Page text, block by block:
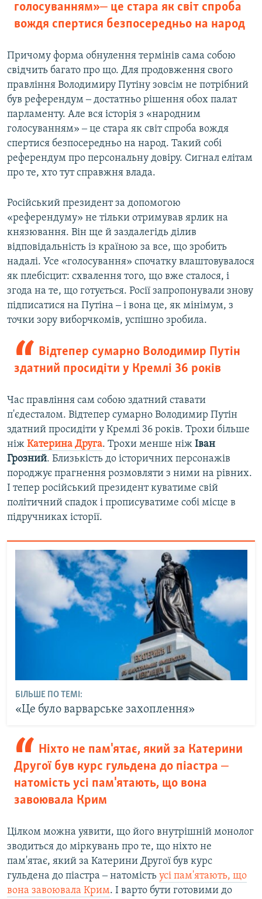
голосуванням» ‒ це стара як світ спроба
вождя спертися безпосередньо на народ
Причому форма обнулення термінів сама собою
свідчить багато про що. Для продовження свого
правління Володимиру Путіну зовсім не потрібний
був референдум ‒ достатньо рішення обох палат
парламенту. Але вся історія з «народним
голосуванням» ‒ це стара як світ спроба вождя
спертися безпосередньо на народ. Такий собі
референдум про персональну довіру. Сигнал елітам
про те, хто тут справжня влада.
Російський президент за допомогою
«референдуму» не тільки отримував ярлик на
князювання. Він ще й заздалегідь ділив
відповідальність із країною за все, що зробить
надалі. Усе «голосування» спочатку влаштовувалося
як плебісцит: схвалення того, що вже сталося, і
згода на те, що готується. Росії запропонували знову
підписатися на Путіна ‒ і вона це, як мінімум, з
точки зору виборчкомів, успішно зробила.
Відтепер сумарно Володимир Путін
здатний просидіти у Кремлі 36 років
Час правління сам собою здатний ставати
п'єдесталом. Відтепер сумарно Володимир Путін
здатний просидіти у Кремлі 36 років. Трохи більше
ніж Катерина Друга. Трохи менше ніж Іван
Грозний. Близькість до історичних персонажів
породжує прагнення розмовляти з ними на рівних.
І тепер російський президент куватиме свій
політичний спадок і прописуватиме собі місце в
підручниках історії.
БІЛЬШЕ ПО ТЕМІ:
«Це було варварське захоплення»
Ніхто не пам'ятає, який за Катерини
Другої був курс гульдена до піастра ‒
натомість усі пам'ятають, що вона
завоювала Крим
Цілком можна уявити, що його внутрішній монолог
зводиться до міркувань про те, що ніхто не
пам'ятає, який за Катерини Другої був курс
гульдена до піастра ‒ натомість усі пам'ятають, що
вона завоювала Крим. І варто бути готовими до